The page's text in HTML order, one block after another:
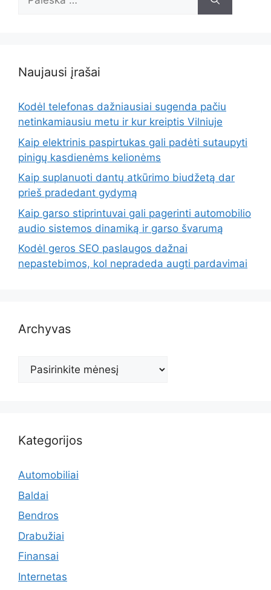
Naujausi įrašai
Kodėl telefonas dažniausiai sugenda pačiu
netinkamiausiu metu ir kur kreiptis Vilniuje
Kaip elektrinis paspirtukas gali padėti sutaupyti
pinigų kasdienėms kelionėms
Kaip suplanuoti dantų atkūrimo biudžetą dar
prieš pradedant gydymą
Kaip garso stiprintuvai gali pagerinti automobilio
audio sistemos dinamiką ir garso švarumą
Kodėl geros SEO paslaugos dažnai
nepastebimos, kol nepradeda augti pardavimai
Archyvas
Archyvas
Kategorijos
Automobiliai
Baldai
Bendros
Drabužiai
Finansai
Internetas